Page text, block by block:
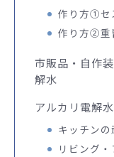
作り方①セ
作り方②重
市販品・自作
解水
アルカリ電解
キッチン
リビング